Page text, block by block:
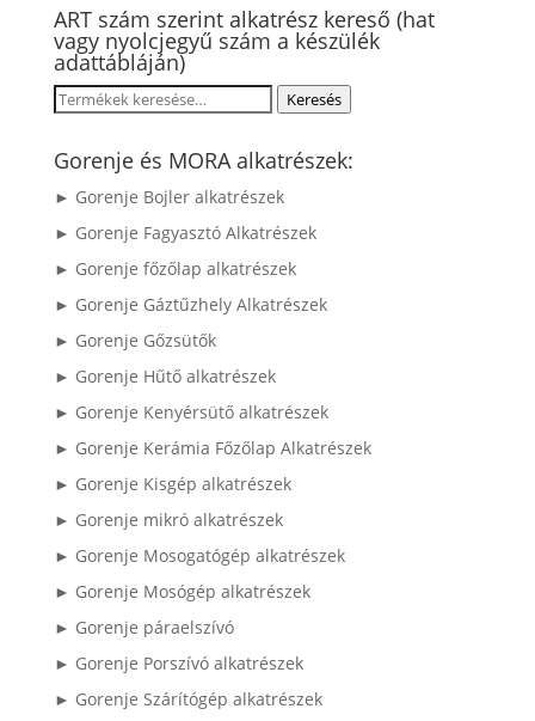
ART szám szerint alkatrész kereső (hat
vagy nyolcjegyű szám a készülék
adattábláján)
Keresés
következőre:
Keresés
Gorenje és MORA alkatrészek:
► Gorenje Bojler alkatrészek
► Gorenje Fagyasztó Alkatrészek
► Gorenje főzőlap alkatrészek
► Gorenje Gáztűzhely Alkatrészek
► Gorenje Gőzsütők
► Gorenje Hűtő alkatrészek
► Gorenje Kenyérsütő alkatrészek
► Gorenje Kerámia Főzőlap Alkatrészek
► Gorenje Kisgép alkatrészek
► Gorenje mikró alkatrészek
► Gorenje Mosogatógép alkatrészek
► Gorenje Mosógép alkatrészek
► Gorenje páraelszívó
► Gorenje Porszívó alkatrészek
► Gorenje Szárítógép alkatrészek